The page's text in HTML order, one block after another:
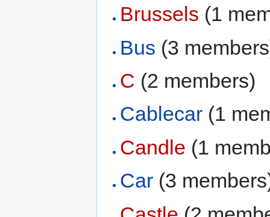
Brussels (1
Bus (3
C ‏‎ (2 members)
Cablecar (1
Candle (1
Car (3